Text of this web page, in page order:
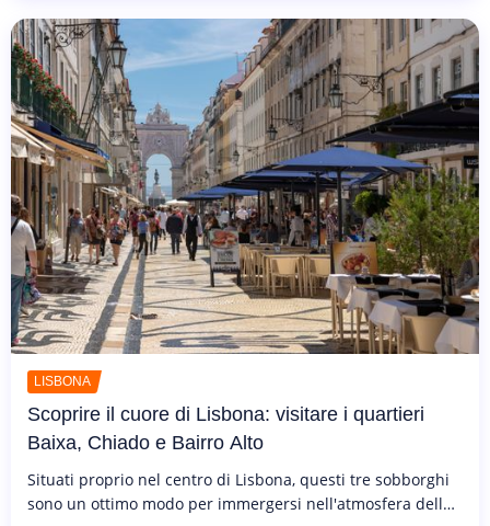
LISBONA
Scoprire il cuore di Lisbona: visitare i quartieri
Baixa, Chiado e Bairro Alto
Situati proprio nel centro di Lisbona, questi tre sobborghi
sono un ottimo modo per immergersi nell'atmosfera della